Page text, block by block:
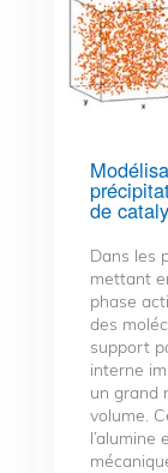
de
Dans les
mettant
phase
des
support
interne
un grand
volume.